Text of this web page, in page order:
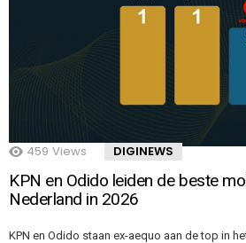
459 Views DIGINEWS
KPN en Odido leiden de beste
Nederland in 2026
KPN en Odido staan ex-aequo aan de top in